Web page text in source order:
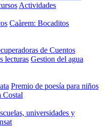
Actividades
Caàrem: Bocaditos
de Cuentos
lecturas Gestion del agua
Premio de poesía para niños
Costal
universidades y